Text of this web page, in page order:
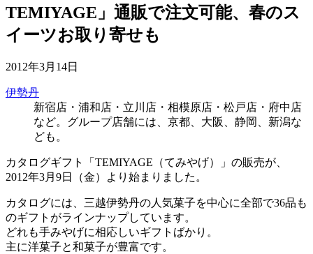
TEMIYAGE」通販で注文可能、春のス
イーツお取り寄せも
2012年3月14日
伊勢丹
新宿店・浦和店・立川店・相模原店・松戸店・府中店
など。グループ店舗には、京都、大阪、静岡、新潟な
ども。
カタログギフト「TEMIYAGE（てみやげ）」の販売が、
2012年3月9日（金）より始まりました。
カタログには、三越伊勢丹の人気菓子を中心に全部で36品も
のギフトがラインナップしています。
どれも手みやげに相応しいギフトばかり。
主に洋菓子と和菓子が豊富です。